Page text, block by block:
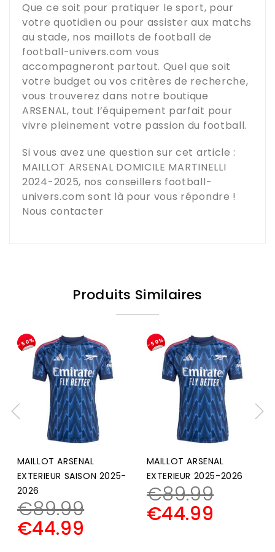
Que ce soit pour pratiquer le sport, pour
votre quotidien ou pour assister aux matchs
au stade, nos maillots de football de
football-univers.com vous
accompagneront partout. Quel que soit
votre budget ou vos critères de recherche,
vous trouverez dans notre boutique
ARSENAL, tout l’équipement parfait pour
vivre pleinement votre passion du football.
Si vous avez une question sur cet article :
MAILLOT ARSENAL DOMICILE MARTINELLI
2024-2025, nos conseillers football-
univers.com sont là pour vous répondre !
Nous contacter
Produits Similaires
-50%
MAILLOT ARSENAL
EXTERIEUR SAISON 2025-
2026
€89.99
€44.99
-50%
MAILLOT ARSENAL
EXTERIEUR 2025-2026
€89.99
€44.99